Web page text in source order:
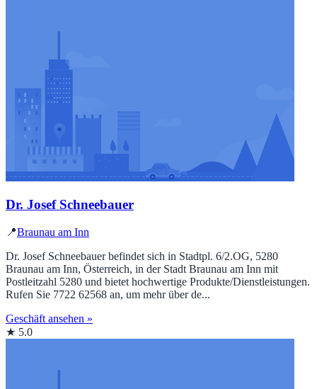
Dr. Josef Schneebauer
📍Braunau am Inn
Dr. Josef Schneebauer befindet sich in Stadtpl. 6/2.OG, 5280
Braunau am Inn, Österreich, in der Stadt Braunau am Inn mit
Postleitzahl 5280 und bietet hochwertige Produkte/Dienstleistungen.
Rufen Sie 7722 62568 an, um mehr über de...
Geschäft ansehen »
★ 5.0